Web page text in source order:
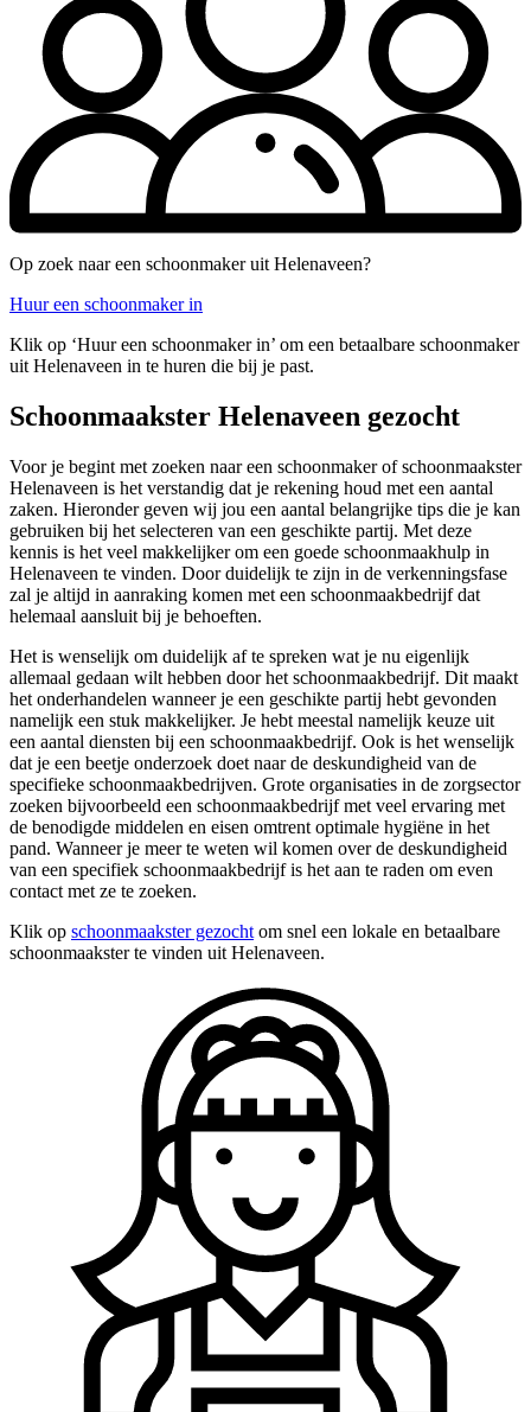
Op zoek naar een schoonmaker uit Helenaveen?
Huur een schoonmaker in
Klik op ‘Huur een schoonmaker in’ om een betaalbare schoonmaker
uit Helenaveen in te huren die bij je past.
Schoonmaakster Helenaveen gezocht
Voor je begint met zoeken naar een schoonmaker of schoonmaakster
Helenaveen is het verstandig dat je rekening houd met een aantal
zaken. Hieronder geven wij jou een aantal belangrijke tips die je kan
gebruiken bij het selecteren van een geschikte partij. Met deze
kennis is het veel makkelijker om een goede schoonmaakhulp in
Helenaveen te vinden. Door duidelijk te zijn in de verkenningsfase
zal je altijd in aanraking komen met een schoonmaakbedrijf dat
helemaal aansluit bij je behoeften.
Het is wenselijk om duidelijk af te spreken wat je nu eigenlijk
allemaal gedaan wilt hebben door het schoonmaakbedrijf. Dit maakt
het onderhandelen wanneer je een geschikte partij hebt gevonden
namelijk een stuk makkelijker. Je hebt meestal namelijk keuze uit
een aantal diensten bij een schoonmaakbedrijf. Ook is het wenselijk
dat je een beetje onderzoek doet naar de deskundigheid van de
specifieke schoonmaakbedrijven. Grote organisaties in de zorgsector
zoeken bijvoorbeeld een schoonmaakbedrijf met veel ervaring met
de benodigde middelen en eisen omtrent optimale hygiëne in het
pand. Wanneer je meer te weten wil komen over de deskundigheid
van een specifiek schoonmaakbedrijf is het aan te raden om even
contact met ze te zoeken.
Klik op schoonmaakster gezocht om snel een lokale en betaalbare
schoonmaakster te vinden uit Helenaveen.